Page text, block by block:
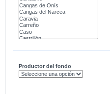
Productor del fondo